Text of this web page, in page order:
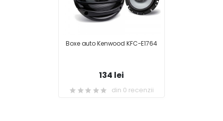
Boxe auto Kenwood KFC-E1764
134 lei
din 0 recenzii